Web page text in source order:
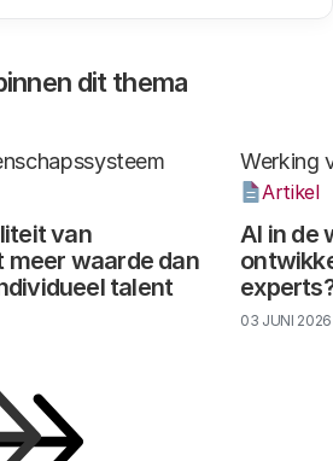
dit thema
van
waarde dan
talent
AI in de
Werking
Artikel
03 JUNI 2026